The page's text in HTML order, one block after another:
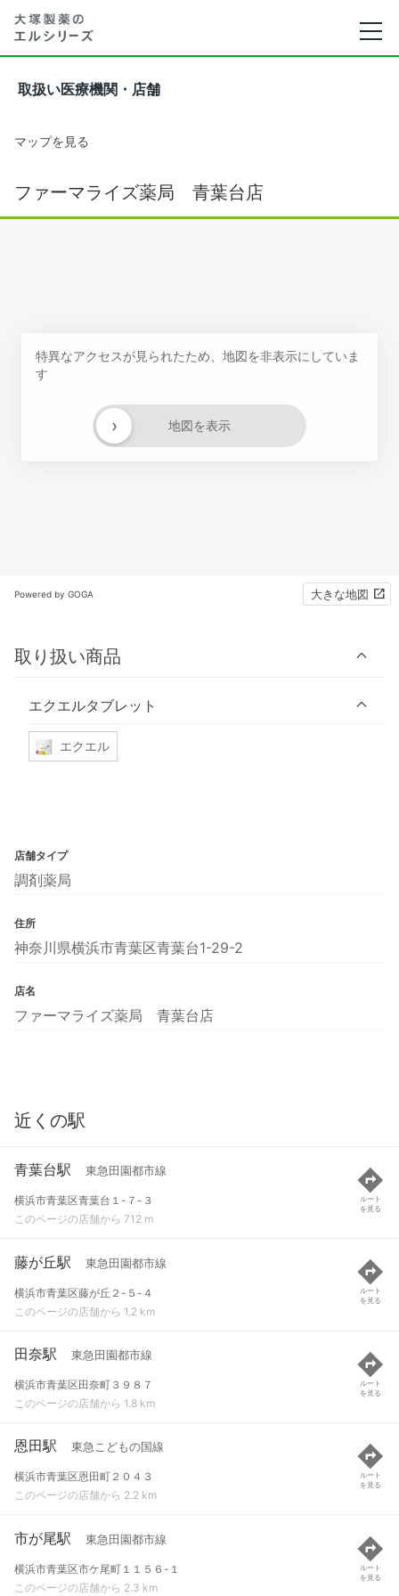
取扱い医療機関・店舗
マップを見る
ファーマライズ薬局 青葉台店
特異なアクセスが見られたため、地図を非表示にしていま
す
地図を表示
›
Powered by GOGA 大きな地図
取り扱い商品
エクエルタブレット
エクエル
店舗タイプ
調剤薬局
住所
神奈川県横浜市青葉区青葉台1-29-2
店名
ファーマライズ薬局 青葉台店
近くの駅
青葉台駅 東急田園都市線
横浜市青葉区青葉台１-７-３
このページの店舗から 712 m
ルート
を見る
藤が丘駅 東急田園都市線
横浜市青葉区藤が丘２-５-４
このページの店舗から 1.2 km
ルート
を見る
田奈駅 東急田園都市線
横浜市青葉区田奈町３９８７
このページの店舗から 1.8 km
ルート
を見る
恩田駅 東急こどもの国線
横浜市青葉区恩田町２０４３
このページの店舗から 2.2 km
ルート
を見る
市が尾駅 東急田園都市線
横浜市青葉区市ケ尾町１１５６-１
このページの店舗から 2.3 km
ルート
を見る